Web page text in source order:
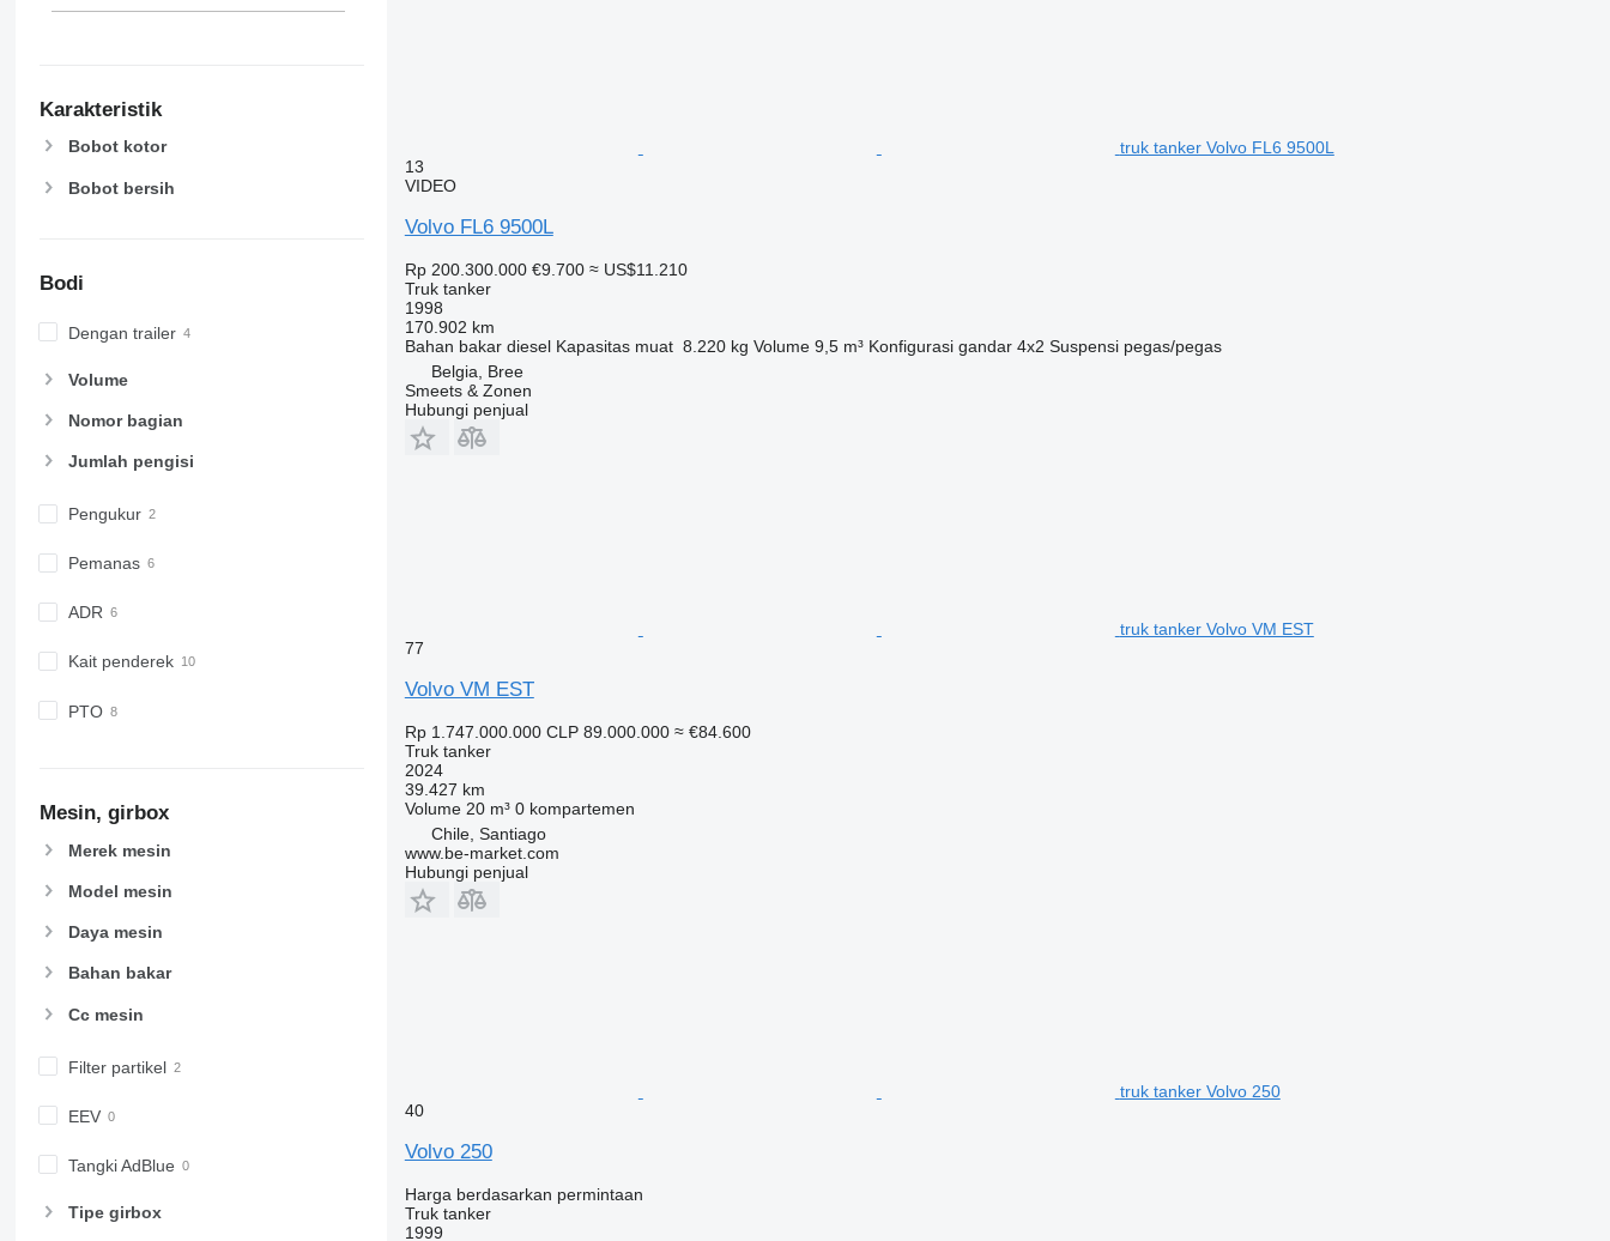
Karakteristik
Bobot kotor
Bobot bersih
Bodi
Dengan trailer
Volume
Nomor bagian
Jumlah pengisi
Pengukur
Pemanas
ADR
Kait penderek
PTO
Mesin, girbox
Merek mesin
Model mesin
Daya mesin
Bahan bakar
Cc mesin
Filter partikel
EEV
Tangki AdBlue
Tipe girbox
truk tanker Volvo FL6 9500L
13
VIDEO
Volvo FL6 9500L
Rp 200.300.000 €9.700 ≈ US$11.210
Truk tanker
1998
170.902 km
Bahan bakar diesel Kapasitas muat 8.220 kg Volume 9,5 m³ Konfigurasi gandar 4x2 Suspensi pegas/pegas
Belgia, Bree
Smeets & Zonen
Hubungi penjual
truk tanker Volvo VM EST
77
Volvo VM EST
Rp 1.747.000.000 CLP 89.000.000 ≈ €84.600
Truk tanker
2024
39.427 km
Volume 20 m³ 0 kompartemen
Chile, Santiago
www.be-market.com
Hubungi penjual
truk tanker Volvo 250
40
Volvo 250
Harga berdasarkan permintaan
Truk tanker
1999